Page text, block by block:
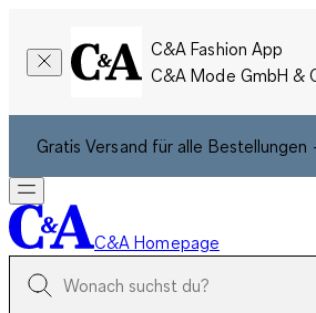
C&A Fashion App
C&A Mode GmbH &
Gratis Versand für alle Bestellungen
C&A Homepage